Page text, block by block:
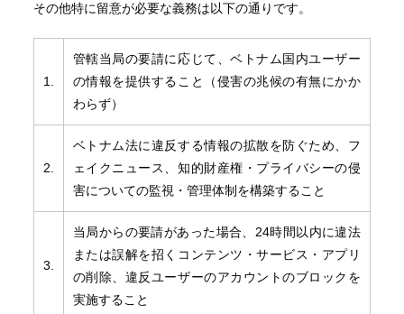
その他特に留意が必要な義務は以下の通りです。
1.
管轄当局の要請に応じて、ベトナム国内ユーザー
の情報を提供すること（侵害の兆候の有無にかか
わらず）
2.
ベトナム法に違反する情報の拡散を防ぐため、フ
ェイクニュース、知的財産権・プライバシーの侵
害についての監視・管理体制を構築すること
3.
当局からの要請があった場合、24時間以内に違法
または誤解を招くコンテンツ・サービス・アプリ
の削除、違反ユーザーのアカウントのブロックを
実施すること